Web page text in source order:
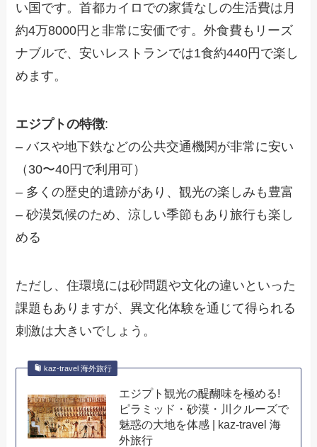
い国です。首都カイロでの家賃なしの生活費は月
約4万8000円と非常に安価です。外食費もリーズ
ナブルで、安いレストランでは1食約440円で楽し
めます。
エジプトの特徴:
– バスや地下鉄などの公共交通機関が非常に安い
（30〜40円で利用可）
– 多くの歴史的遺跡があり、観光の楽しみも豊富
– 砂漠気候のため、涼しい季節もあり旅行も楽し
める
ただし、住環境には砂問題や文化の違いといった
課題もありますが、異文化体験を通じて得られる
刺激は大きいでしょう。
kaz-travel 海外旅行
エジプト観光の醍醐味を極める!
ピラミッド・砂漠・川クルーズで
魅惑の大地を体感 | kaz-travel 海
外旅行